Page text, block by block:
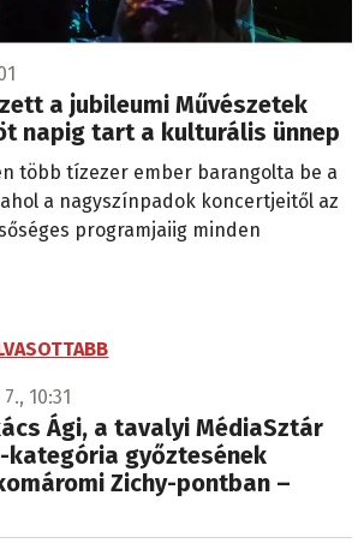
a jubileumi Művészetek
napig tart a kulturális ünnep
több tízezer ember barangolta be a
a nagyszínpadok koncertjeitől az
programjaiig minden
10:31
Ági, a tavalyi MédiaSztár
kategória győztesének
Zichy-pontban –